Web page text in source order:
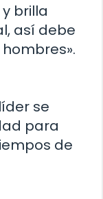
brilla
así debe
se
para
de